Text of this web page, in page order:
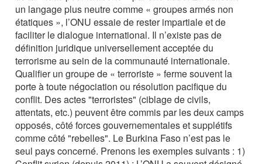
un langage plus neutre comme « groupes armés non
étatiques », l’ONU essaie de rester impartiale et de
faciliter le dialogue international. Il n’existe pas de
définition juridique universellement acceptée du
terrorisme au sein de la communauté internationale.
Qualifier un groupe de « terroriste » ferme souvent la
porte à toute négociation ou résolution pacifique du
conflit. Des actes "terroristes" (ciblage de civils,
attentats, etc.) peuvent être commis par les deux camps
opposés, côté forces gouvernementales et supplétifs
comme côté "rebelles". Le Burkina Faso n’est pas le
seul pays concerné. Prenons les exemples suivants : 1)